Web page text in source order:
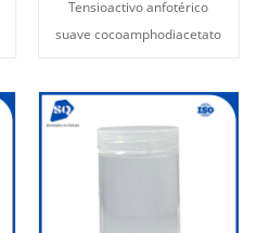
Tensioactivo anfotérico
suave cocoamphodiacetato